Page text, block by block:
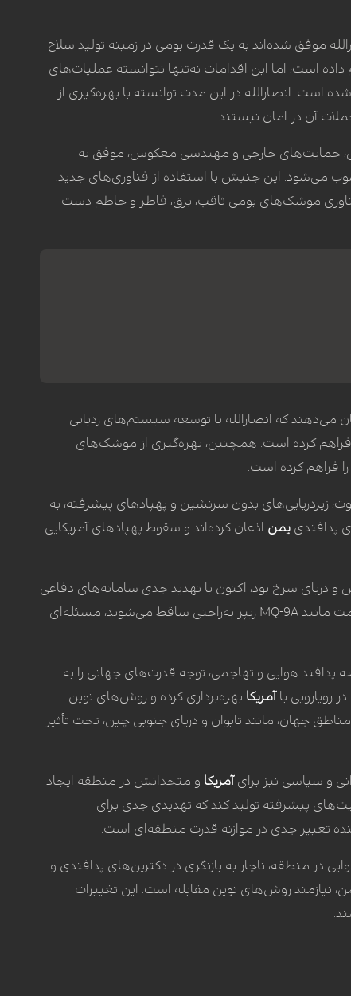
موفق شده‌اند به یک قدرت بومی در زمینه تولید سلاح
داده است، اما این اقدامات نه‌تنها نتوانسته عملیات‌های
انصارالله در این مدت توانسته با بهره‌گیری از
آن در امان نیستند.
حمایت‌های خارجی و مهندسی معکوس، موفق به
می‌شود. این جنبش با استفاده از فناوری‌های جدید،
کند. همچنین، به فناوری موشک‌های بومی ثاقب، برق، فاطر و حاطم دست
می‌دهند که انصارالله با توسعه سیستم‌های ردیابی
فراهم کرده است. همچنین، بهره‌گیری از موشک‌های
زیردریایی‌های بدون سرنشین و پهپادهای پیشرفته، به
پدافندی یمن اذعان کرده‌اند و سقوط پهپادهای آمریکایی
دریای سرخ بود، اکنون با تهدید جدی سامانه‌های دفاعی
در منطقه دیگر کارایی سابق را ندارد و پهپادهای گران‌قیمت مانند MQ-9A ریپر به‌راحتی ساقط می‌شوند، مسئله‌ای
پدافند هوایی و تهاجمی، توجه قدرت‌های جهانی را به
در رویارویی باآمریکا بهره‌برداری کرده و روش‌های نوین
جهان، مانند تایوان و دریای جنوبی چین، تحت تأثیر
و سیاسی نیز برایآمریکا و متحدانش در منطقه ایجاد
پیشرفته تولید کند که تهدیدی جدی برای
تغییر جدی در موازنه قدرت منطقه‌ای است.
در منطقه، ناچار به بازنگری در دکترین‌های پدافندی و
نیازمند روش‌های نوین مقابله است. این تغییرات